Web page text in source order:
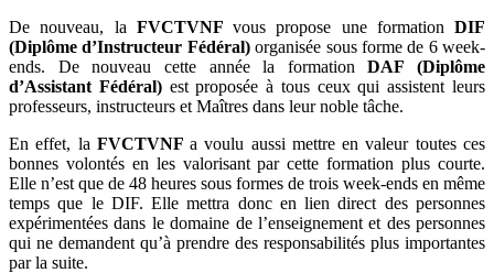
De nouveau, la FVCTVNF vous propose une formation DIF
(Diplôme d’Instructeur Fédéral)organisée sous forme de 6 week-
ends. De nouveau cette année la formationDAF (Diplôme
d’Assistant Fédéral)est proposée à tous ceux qui assistent leurs
professeurs, instructeurs et Maîtres dans leur noble tâche.
En effet, la FVCTVNFa voulu aussi mettre en valeur toutes ces
bonnes volontés en les valorisant par cette formation plus courte.
Elle n’est que de 48 heures sous formes de trois week-ends en même
temps que le DIF. Elle mettra donc en lien direct des personnes
expérimentées dans le domaine de l’enseignement et des personnes
qui ne demandent qu’à prendre des responsabilités plus importantes
par la suite.